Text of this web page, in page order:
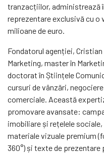
tranzacțiilor, administrează
reprezentare exclusivă cu o
milioane de euro.
Fondatorul agenției,
Marketing, master în
doctorat în Științele
cursuri de vânzări,
comerciale. Această
promovare avansate:
imobiliare și rețelele
materiale vizuale premium
360°) și texte de prezentare